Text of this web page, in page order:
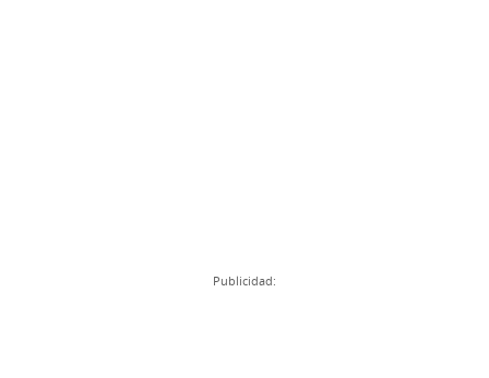
Publicidad: